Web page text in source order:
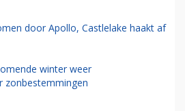
door Apollo, Castlelake haakt af
winter weer
zonbestemmingen